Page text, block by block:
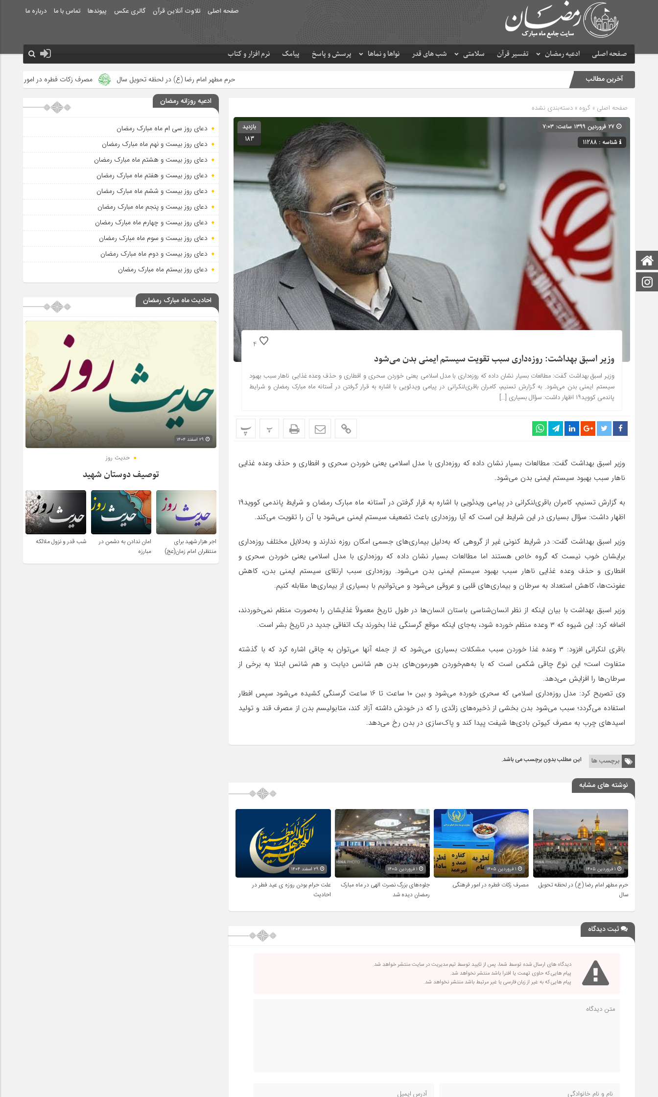
صفحه اصلی تلاوت آنلاین قرآن گالری عکس پیوندها تماس با ما درباره ما
صفحه اصلی ادعیه رمضان تفسیر قرآن سلامتی شب های قدر نواها و نماها پرسش و پاسخ پیامک نرم افزار و کتاب
صفحه اصلی
اینستاگرام
آخرین مطالب حرم مطهر امام رضا (ع) در لحظه تحویل سال مصرف زکات فطره در امور فرهنگی جلوه‌های بزرگ
صفحه اصلی » گروه » دسته‌بندی نشده
شناسه : 11288
بازدید
183
4
وزیر اسبق بهداشت: ‌روزه‌داری ‌سبب تقویت سیستم ایمنی بدن می‌شود‌
وزیر اسبق بهداشت گفت: ‌‌مطالعات بسیار نشان داده که روزه‌داری با مدل اسلامی یعنی خوردن سحری و افطاری و حذف وعده غذایی ناهار سبب بهبود
سیستم ایمنی بدن می‌شود. به گزارش تسنیم، کامران باقری‌لنکرانی در پیامی ویدئویی با اشاره به قرار گرفتن در آستانه ماه مبارک رمضان و شرایط
پاندمی کووید۱۹ اظهار داشت: سؤال بسیاری […]
پ پ
وزیر اسبق بهداشت گفت: ‌‌مطالعات بسیار نشان داده که روزه‌داری با مدل اسلامی یعنی خوردن سحری و افطاری و حذف وعده غذایی
ناهار سبب بهبود سیستم ایمنی بدن می‌شود.
به گزارش تسنیم، کامران باقری‌لنکرانی در پیامی ویدئویی با اشاره به قرار گرفتن در آستانه ماه مبارک رمضان و شرایط پاندمی کووید۱۹
اظهار داشت: سؤال بسیاری در این شرایط این است که آیا روزه‌داری باعث تضعیف سیستم ایمنی می‌شود یا آن را تقویت می‌کند.
وزیر اسبق بهداشت گفت: در شرایط کنونی غیر از گروهی که به‌دلیل بیماری‌های جسمی امکان روزه ندارند و به‌دلایل مختلف روزه‌داری
برایشان خوب نیست که گروه خاص هستند اما مطالعات بسیار نشان داده که روزه‌داری با مدل اسلامی یعنی خوردن سحری و
افطاری و حذف وعده غذایی ناهار سبب بهبود سیستم ایمنی بدن می‌شود. روزه‌داری سبب ارتقای سیستم ایمنی بدن، کاهش
عفونت‌ها، کاهش استعداد به سرطان و بیماری‌های قلبی و عروقی می‌شود و می‌توانیم با بسیاری از بیماری‌ها مقابله کنیم.
وزیر اسبق بهداشت با بیان اینکه از نظر انسان‌شناسی باستان انسان‌ها در طول تاریخ معمولاً غذایشان را به‌صورت منظم نمی‌خوردند،
اضافه کرد: این شیوه که ۳ وعده منظم خورده شود، به‌جای اینکه موقع گرسنگی غذا بخورند یک اتفاقی جدید در تاریخ بشر است.
باقری لنکرانی افزود: ۳ وعده غذا خوردن سبب مشکلات بسیاری می‌شود که از جمله آنها می‌توان به چاقی اشاره کرد که با گذشته
متفاوت است؛ این نوع چاقی شکمی است که با به‌هم‌خوردن هورمون‌های بدن هم شانس دیابت و هم شانس ابتلا به برخی از
سرطان‌ها را افزایش می‌دهد.
وی تصریح کرد: مدل روزه‌داری اسلامی که سحری خورده می‌شود و بین ۱۰ ساعت تا ۱۶ ساعت گرسنگی کشیده می‌شود سپس افطار
استفاده می‌گردد؛ سبب می‌شود بدن بخشی از ذخیره‌های زائدی را که در خودش داشته آزاد کند، متابولیسم بدن از مصرف قند و تولید
اسیدهای چرب به مصرف کیوتن بادی‌ها شیفت پیدا کند و پاک‌سازی در بدن رخ می‌دهد.
برچسب ها این مطلب بدون برچسب می باشد.
نوشته های مشابه
حرم مطهر امام رضا (ع) در لحظه تحویل
سال
۱ فروردین ۱۴۰۵
مصرف زکات فطره در امور فرهنگی
جلوه‌های بزرگ نصرت الهی در ماه مبارک
رمضان دیده شد
علت حرام بودن روزه ی عید فطر در
احادیث
ثبت دیدگاه
دیدگاه های ارسال شده توسط شما، پس از تایید توسط تیم مدیریت در سایت منتشر خواهد شد.
پیام هایی که حاوی تهمت یا افترا باشد منتشر نخواهد شد.
پیام هایی که به غیر از زبان فارسی یا غیر مرتبط باشد منتشر نخواهد شد.
ادعیه روزانه رمضان
دعای روز سی ام ماه مبارک رمضان
دعای روز بیست و نهم ماه مبارک رمضان
دعای روز بیست و هشتم ماه مبارک رمضان
دعای روز بیست و هفتم ماه مبارک رمضان
دعای روز بیست و ششم ماه مبارک رمضان
دعای روز بیست و پنجم ماه مبارک رمضان
دعای روز بیست و چهارم ماه مبارک رمضان
دعای روز بیست و سوم ماه مبارک رمضان
دعای روز بیست و دوم ماه مبارک رمضان
دعای روز بیستم ماه مبارک رمضان
احادیث ماه مبارک رمضان
حدیث روز
توصیف دوستان شهید
اجر هزار شهید برای
منتظران امام زمان(عج)
امان ندادن به دشمن در
مبارزه
شب قدر و نزول ملائکه